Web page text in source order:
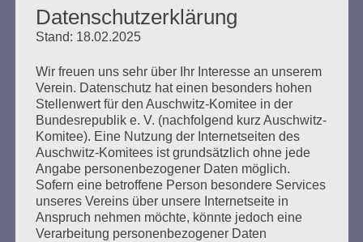
Pressemitteilung der
Arbeitsgemeinschaft Neuengamme
e.V
Erstellt am3. Juni 2020
Datenschutzerklärung
Stand: 18.02.2025
Wir freuen uns sehr über Ihr Interesse an unserem
Verein. Datenschutz hat einen besonders hohen
Stellenwert für den Auschwitz-Komitee in der
Bundesrepublik e. V. (nachfolgend kurz Auschwitz-
Komitee). Eine Nutzung der Internetseiten des
Auschwitz-Komitees ist grundsätzlich ohne jede
Angabe personenbezogener Daten möglich.
Sofern eine betroffene Person besondere Services
unseres Vereins über unsere Internetseite in
Anspruch nehmen möchte, könnte jedoch eine
Verarbeitung personenbezogener Daten